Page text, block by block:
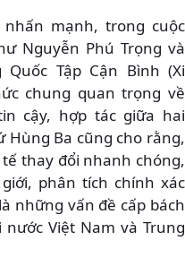
mạnh, trong cuộc
Nguyễn Phú Trọng và
Tập Cận Bình (Xi
chung quan trọng về
cậy, hợp tác giữa hai
Hùng Ba cũng cho rằng,
thay đổi nhanh chóng,
phân tích chính xác
những vấn đề cấp bách
Việt Nam và Trung